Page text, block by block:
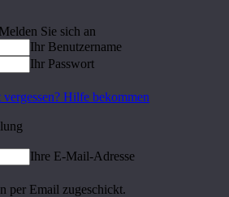
Sie sich an
Ihr Benutzername
Ihr Passwort
Hilfe bekommen
Ihre E-Mail-Adresse
per Email zugeschickt.